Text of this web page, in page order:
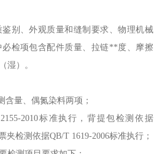
别、外观质量和缝制要求、物理机械
检项包含配件质量、拉链**度、摩擦
湿）。
含量、偶氮染料两项；
2010标准执行，背提包检测依据
夹检测依据QB/T 1619-2006标准执行；